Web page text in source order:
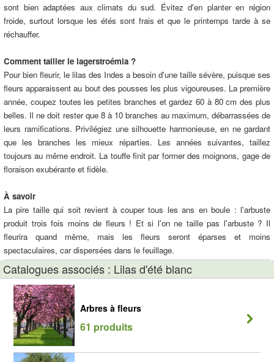
sont bien adaptées aux climats du sud. Évitez d'en planter en région
froide, surtout lorsque les étés sont frais et que le printemps tarde à se
réchauffer.
Comment tailler le lagerstroémia ?
Pour bien fleurir, le lilas des Indes a besoin d'une taille sévère, puisque ses
fleurs apparaissent au bout des pousses les plus vigoureuses. La première
année, coupez toutes les petites branches et gardez 60 à 80 cm des plus
belles. Il ne doit rester que 8 à 10 branches au maximum, débarrassées de
leurs ramifications. Privilégiez une silhouette harmonieuse, en ne gardant
que les branches les mieux réparties. Les années suivantes, taillez
toujours au même endroit. La touffe finit par former des moignons, gage de
floraison exubérante et fidèle.
À savoir
La pire taille qui soit revient à couper tous les ans en boule : l'arbuste
produit trois fois moins de fleurs ! Et si l'on ne taille pas l'arbuste ? Il
fleurira quand même, mais les fleurs seront éparses et moins
spectaculaires, car dispersées dans le feuillage.
Catalogues associés : Lilas d'été blanc
Arbres à fleurs
61 produits